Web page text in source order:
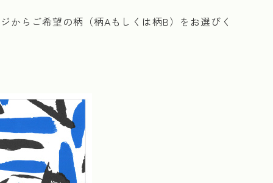
からご希望の柄（柄Aもしくは柄B）をお選びく